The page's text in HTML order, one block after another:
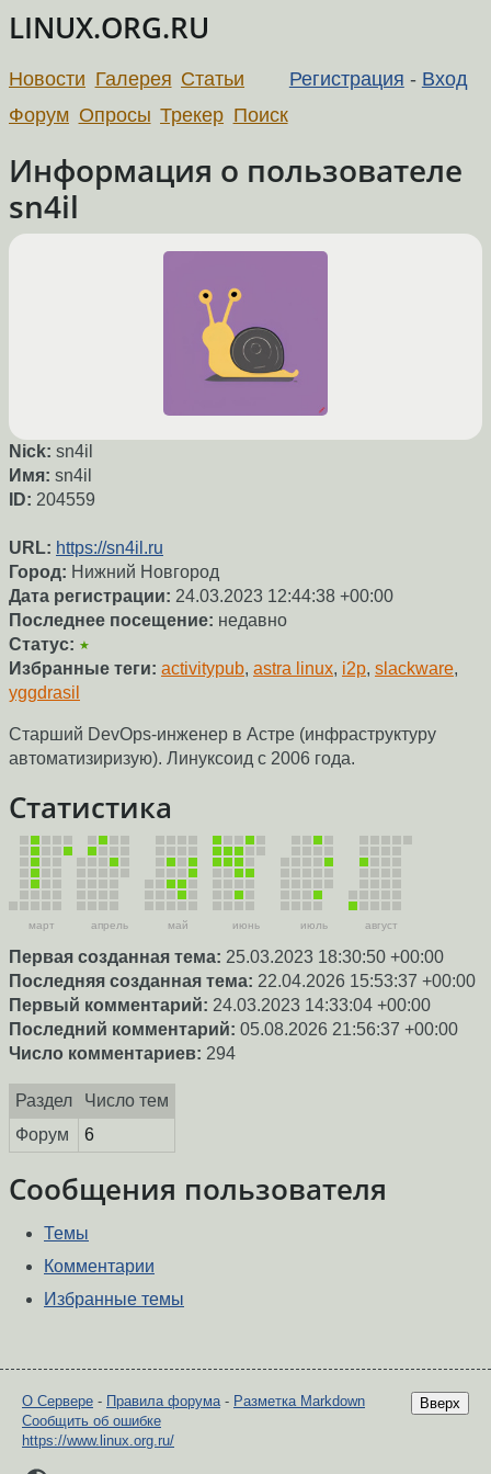
LINUX.ORG.RU
Регистрация - Вход
Новости Галерея Статьи
Форум Опросы Трекер Поиск
Информация о пользователе
sn4il
Nick: sn4il
Имя: sn4il
ID: 204559
URL: https://sn4il.ru
Город: Нижний Новгород
Дата регистрации: 24.03.2023 12:44:38 +00:00
Последнее посещение: недавно
Статус: ★
Избранные теги: activitypub, astra linux, i2p, slackware,
yggdrasil
Старший DevOps-инженер в Астре (инфраструктуру
автоматизиризую). Линуксоид с 2006 года.
Статистика
март апрель май июнь июль август
Первая созданная тема: 25.03.2023 18:30:50 +00:00
Последняя созданная тема: 22.04.2026 15:53:37 +00:00
Первый комментарий: 24.03.2023 14:33:04 +00:00
Последний комментарий: 05.08.2026 21:56:37 +00:00
Число комментариев: 294
Раздел
Число тем
Форум
6
Сообщения пользователя
Темы
Комментарии
Избранные темы
Вверх
О Сервере - Правила форума - Разметка Markdown
Сообщить об ошибке
https://www.linux.org.ru/